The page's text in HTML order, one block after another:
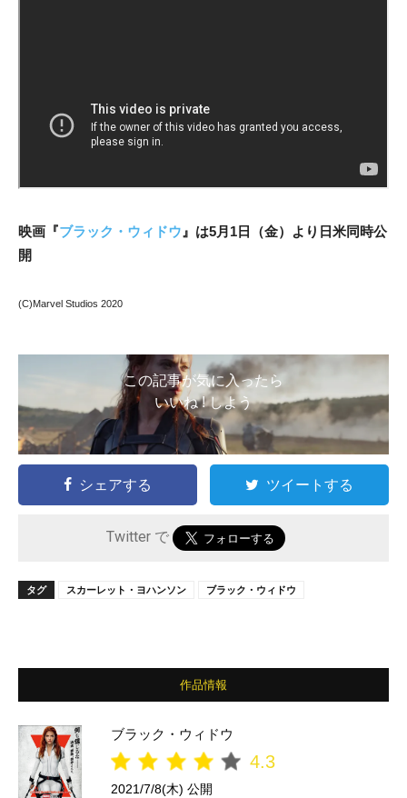
映画『ブラック・ウィドウ 』は5月1日（金）より日米同時公
開
(C)Marvel Studios 2020
この記事が気に入ったら
いいね ! しよう
シェアする ツイートする
Twitter で
タグ スカーレット・ヨハンソン ブラック・ウィドウ
作品情報
ブラック・ウィドウ
4.3
2021/7/8(木) 公開